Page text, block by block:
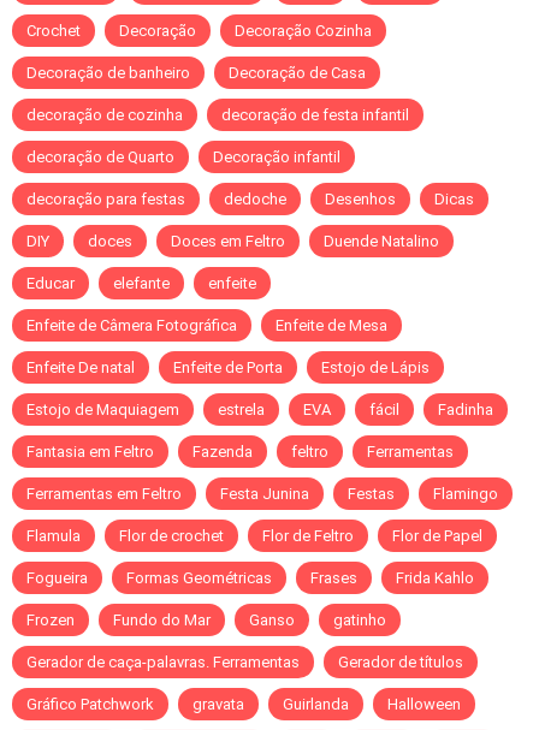
Crochet Decoração Decoração Cozinha
Decoração de banheiro Decoração de Casa
decoração de cozinha decoração de festa infantil
decoração de Quarto Decoração infantil
decoração para festas dedoche Desenhos Dicas
DIY doces Doces em Feltro Duende Natalino
Educar elefante enfeite
Enfeite de Câmera Fotográfica Enfeite de Mesa
Enfeite De natal Enfeite de Porta Estojo de Lápis
Estojo de Maquiagem estrela EVA fácil Fadinha
Fantasia em Feltro Fazenda feltro Ferramentas
Ferramentas em Feltro Festa Junina Festas Flamingo
Flamula Flor de crochet Flor de Feltro Flor de Papel
Fogueira Formas Geométricas Frases Frida Kahlo
Frozen Fundo do Mar Ganso gatinho
Gerador de caça-palavras. Ferramentas Gerador de títulos
Gráfico Patchwork gravata Guirlanda Halloween